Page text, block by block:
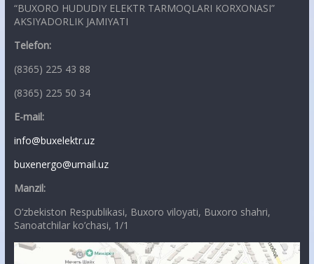
“BUXORO HUDUDIY ELEKTR TARMOQLARI KORXONASI”
AKSIYADORLIK JAMIYATI
Telefon:
(8365) 225 43 88
(8365) 225 50 34
E-mail:
info@buxelektr.uz
buxenergo@umail.uz
Manzil:
O’zbekiston Respublikasi, Buxoro viloyati, Buxoro shahri,
Sanoatchilar ko’chasi, 1/1